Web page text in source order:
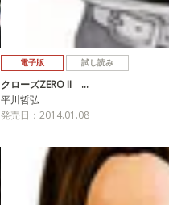
電子版 試し読み
クローズZERO II …
平川哲弘
発売日：2014.01.08